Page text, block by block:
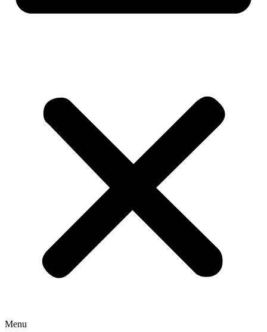
Menu